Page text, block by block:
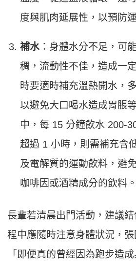
度與肌肉延展性，以預防
補水：身體水分不足，可
稠，流動性不佳，造成一
時要適時補充溫熱開水，
以避免大口喝水造成胃脹
中，每 15 分鐘飲水 200-
超過 1 小時，則需補充含
及電解質的運動飲料，避
咖啡因或酒精成分的飲料。
長輩若清晨出門活動，建議
程中應隨時注意身體狀況，張
「即便真的曾經因為跑步造